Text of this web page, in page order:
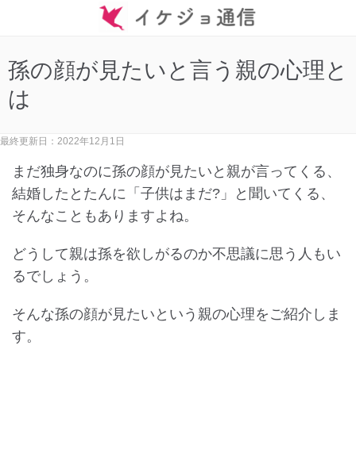
孫の顔が見たいと言う親の心理と
は
最終更新日：2022年12月1日
まだ独身なのに孫の顔が見たいと親が言ってくる、
結婚したとたんに「子供はまだ?」と聞いてくる、
そんなこともありますよね。
どうして親は孫を欲しがるのか不思議に思う人もい
るでしょう。
そんな孫の顔が見たいという親の心理をご紹介しま
す。